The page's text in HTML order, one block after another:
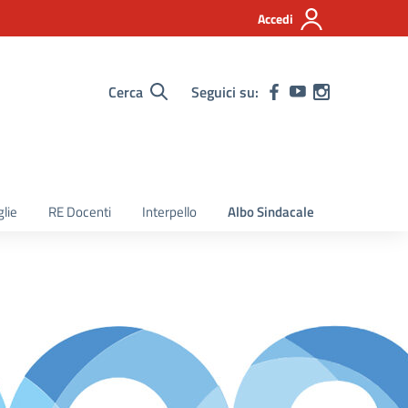
Accedi
Cerca Seguici su:
RE Docenti Interpello Albo Sindacale